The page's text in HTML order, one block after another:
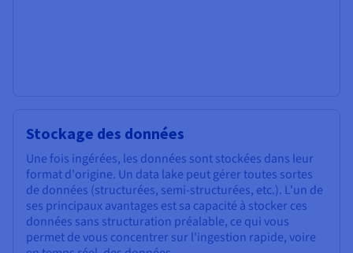
Stockage des données
Une fois ingérées, les données sont stockées dans leur
format d'origine. Un data lake peut gérer toutes sortes
de données (structurées, semi-structurées, etc.). L'un de
ses principaux avantages est sa capacité à stocker ces
données sans structuration préalable, ce qui vous
permet de vous concentrer sur l'ingestion rapide, voire